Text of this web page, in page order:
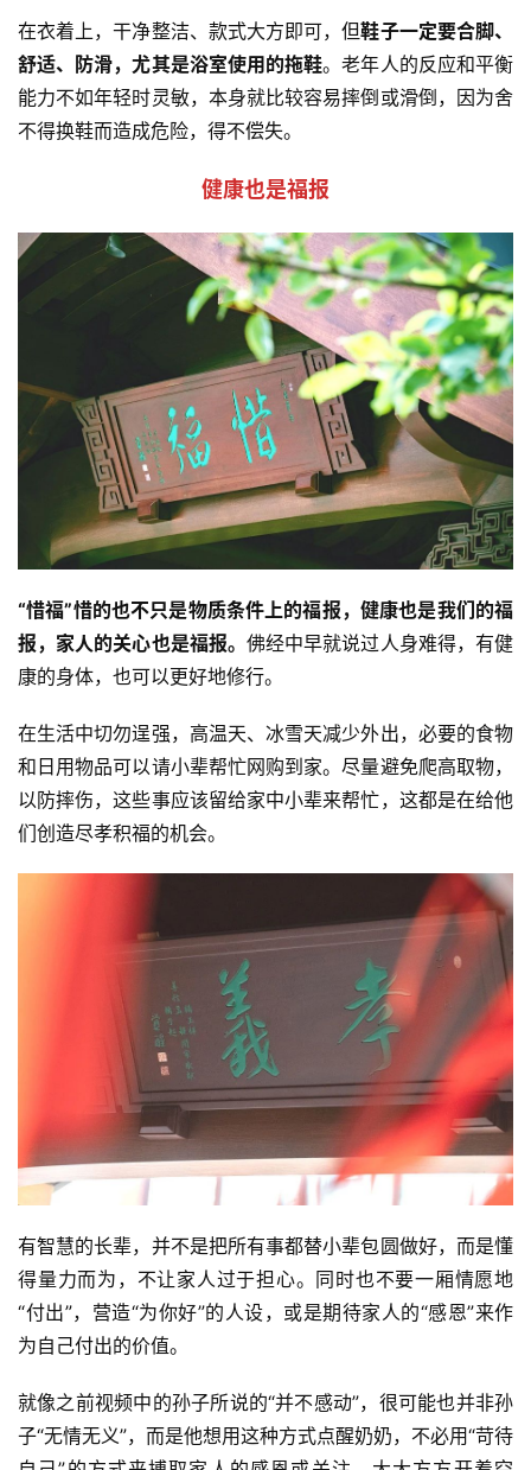
善
佛
教
寺
视
频
教
艺
术
政
策
法
规
在衣着上，干净整洁、款式大方即可，但鞋子一定要合脚、
舒适、防滑，尤其是浴室使用的拖鞋。老年人的反应和平衡
能力不如年轻时灵敏，本身就比较容易摔倒或滑倒，因为舍
不得换鞋而造成危险，得不偿失。
健康也是福报
“惜福”惜的也不只是物质条件上的福报，健康也是我们的福
报，家人的关心也是福报。 佛经中早就说过人身难得，有健
康的身体，也可以更好地修行。
在生活中切勿逞强，高温天、冰雪天减少外出，必要的食物
和日用物品可以请小辈帮忙网购到家。尽量避免爬高取物，
以防摔伤，这些事应该留给家中小辈来帮忙，这都是在给他
们创造尽孝积福的机会。
有智慧的长辈，并不是把所有事都替小辈包圆做好，而是懂
得量力而为，不让家人过于担心。同时也不要一厢情愿地
“付出”，营造“为你好”的人设，或是期待家人的“感恩”来作
为自己付出的价值。
就像之前视频中的孙子所说的“并不感动”，很可能也并非孙
子“无情无义”，而是他想用这种方式点醒奶奶，不必用“苛待